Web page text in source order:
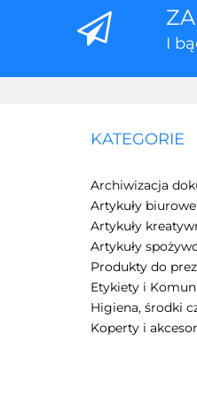
I
KATEGORIE
Archiwizacja
Artykuły biurowe
Artykuły
Artykuły
Produkty do
Etykiety i
Higiena, środki
Koperty i